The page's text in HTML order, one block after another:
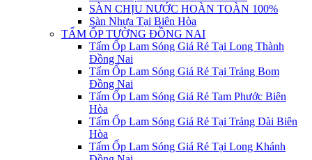
SÀN CHỊU NƯỚC HOÀN TOÀN 100%
Sàn Nhựa Tại Biên Hòa
TẤM ỐP TƯỜNG ĐỒNG NAI
Tấm Ốp Lam Sóng Giá Rẻ Tại Long Thành
Đồng Nai
Tấm Ốp Lam Sóng Giá Rẻ Tại Trảng Bom
Đồng Nai
Tấm Ốp Lam Sóng Giá Rẻ Tam Phước Biên
Hòa
Tấm Ốp Lam Sóng Giá Rẻ Tại Trảng Dài Biên
Hòa
Tấm Ốp Lam Sóng Giá Rẻ Tại Long Khánh